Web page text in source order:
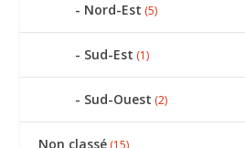
Nord-Est (5)
Sud-Est (1)
Sud-Ouest (2)
Non classé